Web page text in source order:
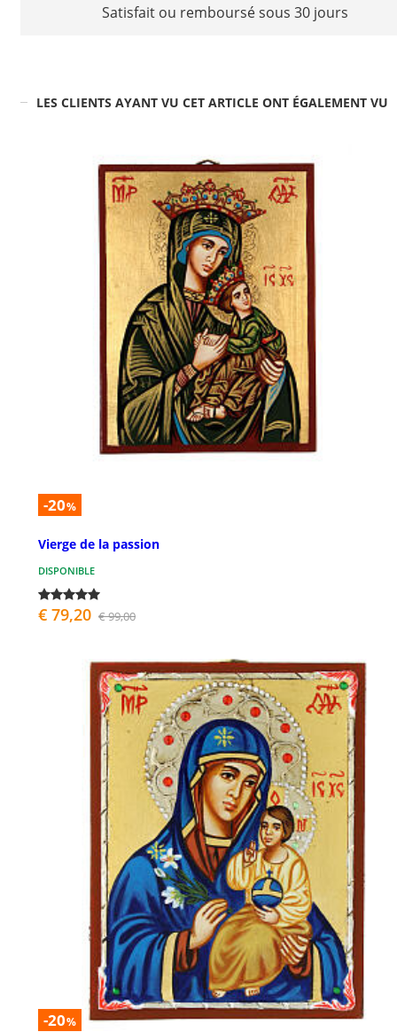
Satisfait ou remboursé sous 30 jours
LES CLIENTS AYANT VU CET ARTICLE ONT ÉGALEMENT VU
-20%
Vierge de la passion
DISPONIBLE
€ 79,20 € 99,00
-20%